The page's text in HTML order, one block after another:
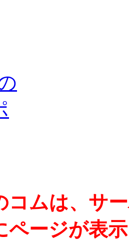
コムは、サ
ページが表